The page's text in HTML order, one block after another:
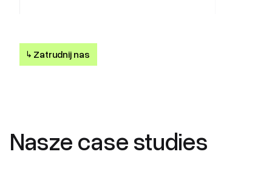
↳ Zatrudnij nas
Nasze case studies